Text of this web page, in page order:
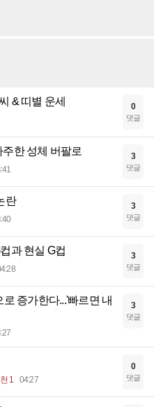
& 띠별 운세 0
댓글
한 성체 버팔로 3
댓글
란 3
댓글
과 현실 G컵 3
댓글
증가한다...'빠르면 내
3
댓글
1 04:27
0
댓글